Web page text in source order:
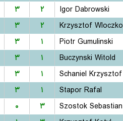
۳ ۲ Igor Dabrowski
۳ ۲ Krzysztof Wloczko
۳ ۱ Piotr Gumulinski
۳ ۱ Buczynski Witold
۳ ۱ Schaniel Krzysztof
۳ ۱ Stapor Rafal
۰ ۳ Szostok Sebastian